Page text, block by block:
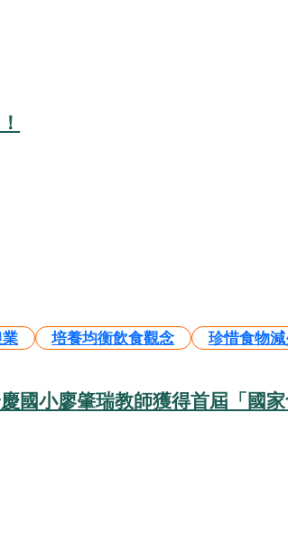
培養均衡飲食觀念 珍惜食物
國小廖肇瑞教師獲得首屆「國